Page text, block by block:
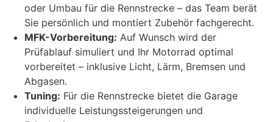
oder Umbau für die Rennstrecke – das Team berät
Sie persönlich und montiert Zubehör fachgerecht.
MFK-Vorbereitung: Auf Wunsch wird der
Prüfablauf simuliert und Ihr Motorrad optimal
vorbereitet – inklusive Licht, Lärm, Bremsen und
Abgasen.
Tuning: Für die Rennstrecke bietet die Garage
individuelle Leistungssteigerungen und